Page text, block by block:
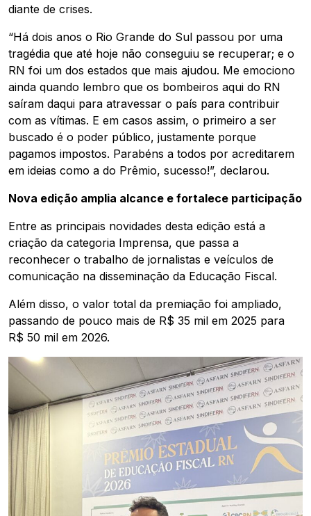
diante de crises.
“Há dois anos o Rio Grande do Sul passou por uma
tragédia que até hoje não conseguiu se recuperar; e o
RN foi um dos estados que mais ajudou. Me emociono
ainda quando lembro que os bombeiros aqui do RN
saíram daqui para atravessar o país para contribuir
com as vítimas. E em casos assim, o primeiro a ser
buscado é o poder público, justamente porque
pagamos impostos. Parabéns a todos por acreditarem
em ideias como a do Prêmio, sucesso!”, declarou.
Nova edição amplia alcance e fortalece participação
Entre as principais novidades desta edição está a
criação da categoria Imprensa, que passa a
reconhecer o trabalho de jornalistas e veículos de
comunicação na disseminação da Educação Fiscal.
Além disso, o valor total da premiação foi ampliado,
passando de pouco mais de R$ 35 mil em 2025 para
R$ 50 mil em 2026.